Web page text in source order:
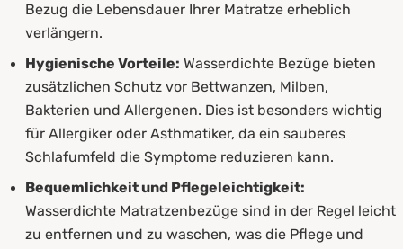
Bezug die Lebensdauer Ihrer Matratze erheblich
verlängern.
Hygienische Vorteile: Wasserdichte Bezüge bieten
zusätzlichen Schutz vor Bettwanzen, Milben,
Bakterien und Allergenen. Dies ist besonders wichtig
für Allergiker oder Asthmatiker, da ein sauberes
Schlafumfeld die Symptome reduzieren kann.
Bequemlichkeit und Pflegeleichtigkeit:
Wasserdichte Matratzenbezüge sind in der Regel leicht
zu entfernen und zu waschen, was die Pflege und